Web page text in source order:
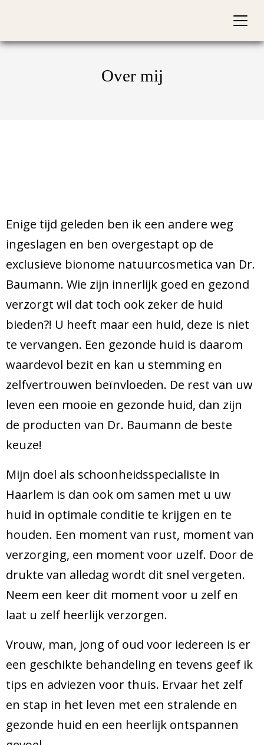
Over mij
Enige tijd geleden ben ik een andere weg
ingeslagen en ben overgestapt op de
exclusieve bionome natuurcosmetica van Dr.
Baumann. Wie zijn innerlijk goed en gezond
verzorgt wil dat toch ook zeker de huid
bieden?! U heeft maar een huid, deze is niet
te vervangen. Een gezonde huid is daarom
waardevol bezit en kan u stemming en
zelfvertrouwen beïnvloeden. De rest van uw
leven een mooie en gezonde huid, dan zijn
de producten van Dr. Baumann de beste
keuze!
Mijn doel als schoonheidsspecialiste in
Haarlem is dan ook om samen met u uw
huid in optimale conditie te krijgen en te
houden. Een moment van rust, moment van
verzorging, een moment voor uzelf. Door de
drukte van alledag wordt dit snel vergeten.
Neem een keer dit moment voor u zelf en
laat u zelf heerlijk verzorgen.
Vrouw, man, jong of oud voor iedereen is er
een geschikte behandeling en tevens geef ik
tips en adviezen voor thuis. Ervaar het zelf
en stap in het leven met een stralende en
gezonde huid en een heerlijk ontspannen